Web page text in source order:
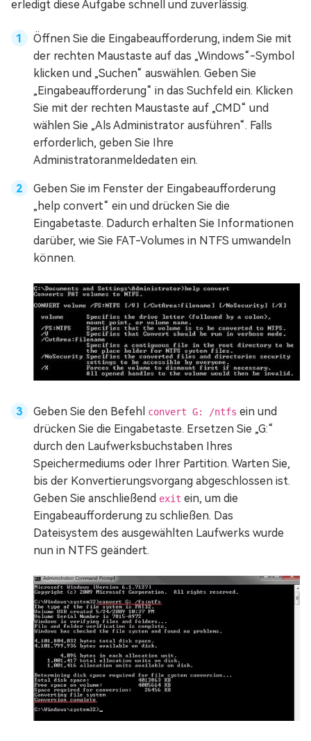
erledigt diese Aufgabe schnell und zuverlässig.
Öffnen Sie die Eingabeaufforderung, indem Sie mit
der rechten Maustaste auf das „Windows“-Symbol
klicken und „Suchen“ auswählen. Geben Sie
„Eingabeaufforderung“ in das Suchfeld ein. Klicken
Sie mit der rechten Maustaste auf „CMD“ und
wählen Sie „Als Administrator ausführen“. Falls
erforderlich, geben Sie Ihre
Administratoranmeldedaten ein.
Geben Sie im Fenster der Eingabeaufforderung
„help convert“ ein und drücken Sie die
Eingabetaste. Dadurch erhalten Sie Informationen
darüber, wie Sie FAT-Volumes in NTFS umwandeln
können.
Geben Sie den Befehl convert G: /ntfs ein und
drücken Sie die Eingabetaste. Ersetzen Sie „G:“
durch den Laufwerksbuchstaben Ihres
Speichermediums oder Ihrer Partition. Warten Sie,
bis der Konvertierungsvorgang abgeschlossen ist.
Geben Sie anschließend exit ein, um die
Eingabeaufforderung zu schließen. Das
Dateisystem des ausgewählten Laufwerks wurde
nun in NTFS geändert.